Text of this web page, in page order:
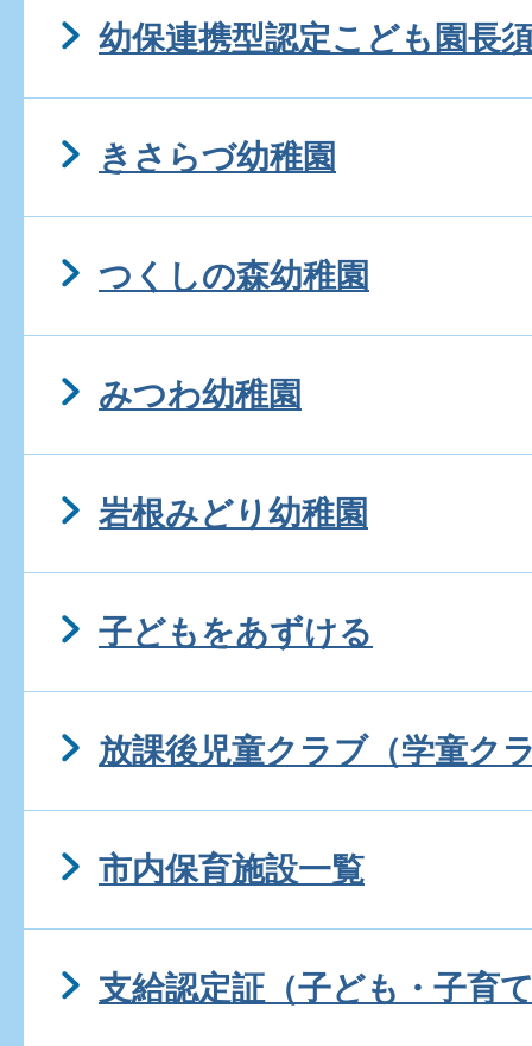
幼保連携型認定こども園長
きさらづ幼稚園
つくしの森幼稚園
みつわ幼稚園
岩根みどり幼稚園
子どもをあずける
放課後児童クラブ（学童ク
市内保育施設一覧
支給認定証（子ども・子育